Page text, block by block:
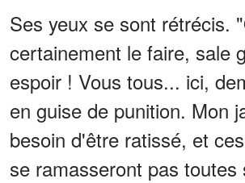
Ses yeux se sont rétrécis.
certainement le faire, sale
espoir ! Vous tous... ici,
en guise de punition. Mon
besoin d'être ratissé, et
se ramasseront pas toutes